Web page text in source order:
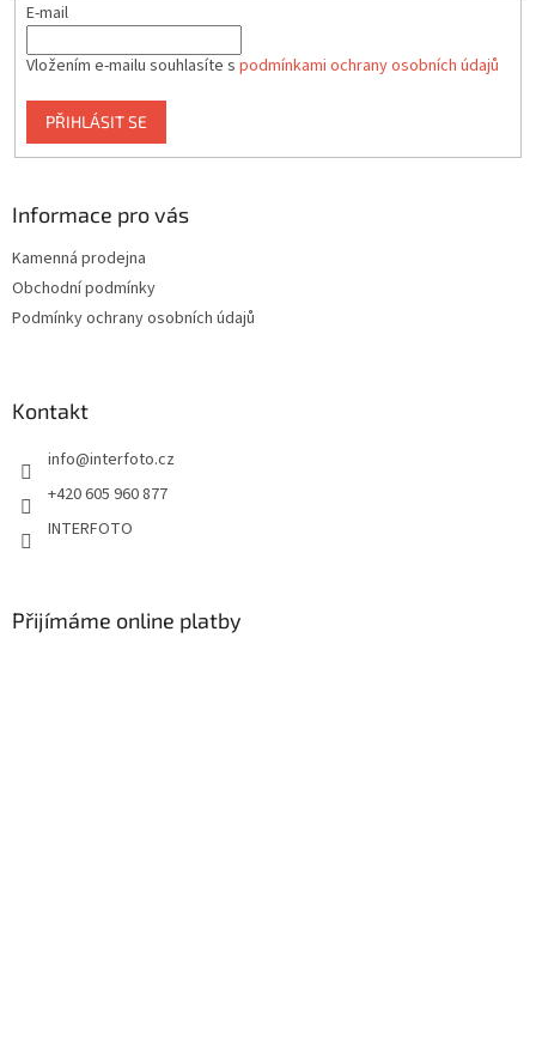
E-mail
Vložením e-mailu souhlasíte s podmínkami ochrany osobních údajů
PŘIHLÁSIT SE
Informace pro vás
Kamenná prodejna
Obchodní podmínky
Podmínky ochrany osobních údajů
Kontakt
info@interfoto.cz
+420 605 960 877
INTERFOTO
Přijímáme online platby